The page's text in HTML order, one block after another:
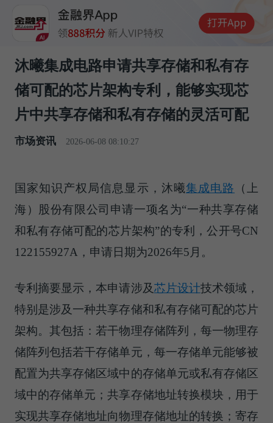
沐曦集成电路申请共享存储和私有存
储可配的芯片架构专利，能够实现芯
片中共享存储和私有存储的灵活可配
市场资讯 2026-06-08 08:10:27
国家知识产权局信息显示，沐曦集成电路 （上
海）股份有限公司申请一项名为“一种共享存储
和私有存储可配的芯片架构”的专利，公开号CN
122155927A，申请日期为2026年5月。
专利摘要显示，本申请涉及芯片设计技术领域，
特别是涉及一种共享存储和私有存储可配的芯片
架构。其包括：若干物理存储阵列，每一物理存
储阵列包括若干存储单元，每一存储单元能够被
配置为共享存储区域中的存储单元或私有存储区
域中的存储单元；共享存储地址转换模块，用于
实现共享存储地址向物理存储地址的转换；寄存